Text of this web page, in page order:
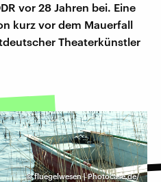
vor 28 Jahren bei. Eine
kurz vor dem Mauerfall
Theaterkünstler
©fluegelwesen | Photocase.de/